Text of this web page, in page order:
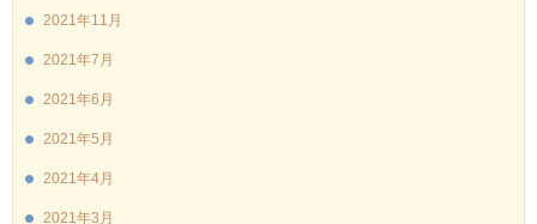
2021年11月
2021年7月
2021年6月
2021年5月
2021年4月
2021年3月